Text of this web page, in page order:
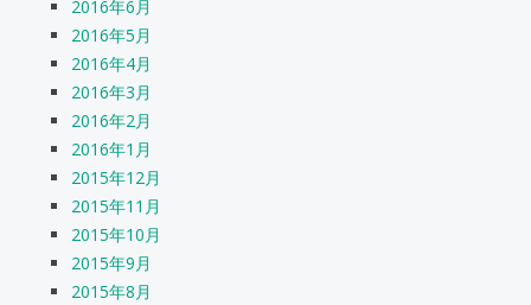
2016年6月
2016年5月
2016年4月
2016年3月
2016年2月
2016年1月
2015年12月
2015年11月
2015年10月
2015年9月
2015年8月